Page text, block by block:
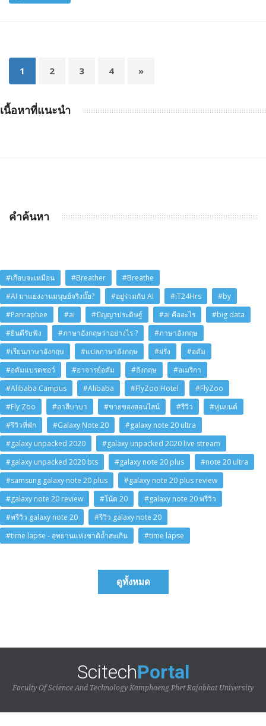
1 2 3 4 »
เนื้อหาที่แนะนำ
คำค้นหา
#เกือบจะเหมือน #Breather
#Breathe
#AI มาแย่งงานมนุษย์จริงมั๊ย?
#อยู่ร่วมกับ AI #iT24Hrs
#by
#Panraphee
#ai #ปัญญาประดิษฐ์ #ai คืออะไร
#big data
#ยินดีรับฟัง
#ภาษาอังกฤษว่าอย่างไร ?
#ภาษาอังกฤษ
#เรียนภาษาอังกฤษ
#แปลภาษาอังกฤษ #ฝรั่ง
#อดัม
#อดัมแบรดชอว์
#อาจารย์อดัม #อังกฤษ
#อเมริกา
#Alibaba Campus
#Alibaba #FlyZoo Hotel
#FlyZoo
#Fly Zoo
#อาลีบาบา #ขายของออนไลน์ #รีวิว
#หุ่นยนต์
#รีวิวที่พัก
#Galaxy Note 20
#galaxy note 20 ultra
#galaxy unpacked 2020
#galaxy unpacked 2020 live stream
#galaxy unpacked 2020 bts
#galaxy note 20 plus
#note 20 ultra
#samsung galaxy note 20 plus
#galaxy note 20 plus review
#galaxy note 20 review
#โน้ต 20
#galaxy note 20 พรีวิว
#พรีวิว galaxy note 20
#รีวิว galaxy note 20
#time lapse - อุทยานแห่งชาติถ้ำสะเกิน
#time lapse
ดูทั้งหมด
ScitechPortal
Faculty Of Science And Technology Kamphaeng Phet Rajabhat University